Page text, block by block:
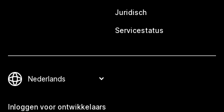
Juridisch
Servicestatus
Inloggen voor ontwikkelaars